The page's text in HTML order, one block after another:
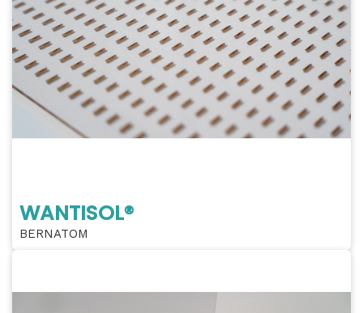
WANTISOL®
BERNATOM